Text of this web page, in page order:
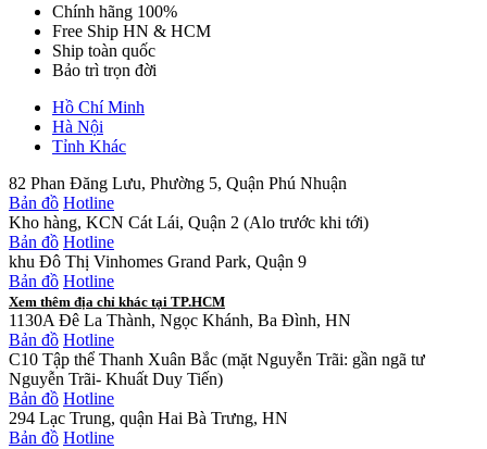
Chính hãng 100%
Free Ship HN & HCM
Ship toàn quốc
Bảo trì trọn đời
Hồ Chí Minh
Hà Nội
Tỉnh Khác
82 Phan Đăng Lưu, Phường 5, Quận Phú Nhuận
Bản đồ Hotline
Kho hàng, KCN Cát Lái, Quận 2 (Alo trước khi tới)
Bản đồ Hotline
khu Đô Thị Vinhomes Grand Park, Quận 9
Bản đồ Hotline
Xem thêm địa chỉ khác tại TP.HCM
1130A Đê La Thành, Ngọc Khánh, Ba Đình, HN
Bản đồ Hotline
C10 Tập thể Thanh Xuân Bắc (mặt Nguyễn Trãi: gần ngã tư
Nguyễn Trãi- Khuất Duy Tiến)
Bản đồ Hotline
294 Lạc Trung, quận Hai Bà Trưng, HN
Bản đồ Hotline